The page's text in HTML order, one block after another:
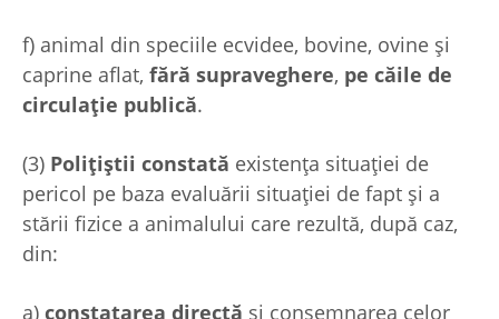
f) animal din speciile ecvidee, bovine, ovine și
caprine aflat, fără supraveghere, pe căile de
circulație publică.
(3) Polițiștii constată existența situației de
pericol pe baza evaluării situației de fapt și a
stării fizice a animalului care rezultă, după caz,
din:
a) constatarea directă și consemnarea celor